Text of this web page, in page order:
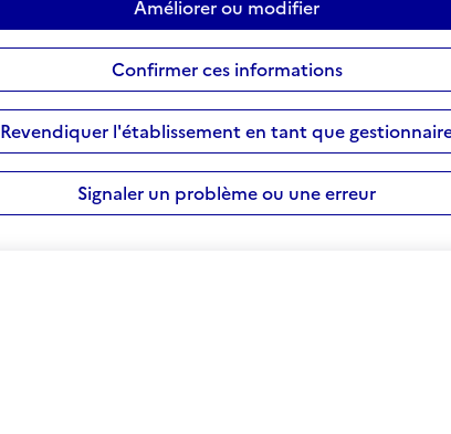
Améliorer ou modifier
Confirmer ces informations
Revendiquer l'établissement en tant que
Signaler un problème ou une erreur